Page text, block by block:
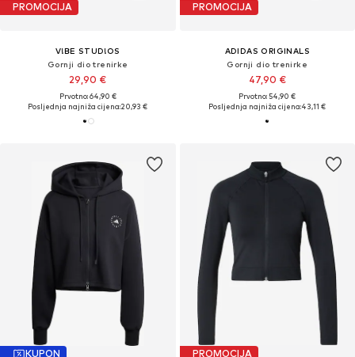
PROMOCIJA
V!BE STUD!OS
Gornji dio trenirke
29,90 €
Prvotno: 64,90 €
Posljednja najniža cijena:20,93 €
PROMOCIJA
ADIDAS ORIGINALS
Gornji dio trenirke
47,90 €
Prvotno: 54,90 €
Posljednja najniža cijena:43,11 €
KUPON PROMOCIJA